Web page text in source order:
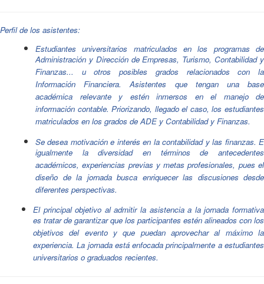
Perfil de los asistentes:
Estudiantes universitarios matriculados en los programas de
Administración y Dirección de Empresas, Turismo, Contabilidad y
Finanzas... u otros posibles grados relacionados con la
Información Financiera. Asistentes que tengan una base
académica relevante y estén inmersos en el manejo de
información contable. Priorizando, llegado el caso, los estudiantes
matriculados en los grados de ADE y Contabilidad y Finanzas.
Se desea motivación e interés en la contabilidad y las finanzas. E
igualmente la diversidad en términos de antecedentes
académicos, experiencias previas y metas profesionales, pues el
diseño de la jornada busca enriquecer las discusiones desde
diferentes perspectivas.
El principal objetivo al admitir la asistencia a la jornada formativa
es tratar de garantizar que los participantes estén alineados con los
objetivos del evento y que puedan aprovechar al máximo la
experiencia. La jornada está enfocada principalmente a estudiantes
universitarios o graduados recientes.